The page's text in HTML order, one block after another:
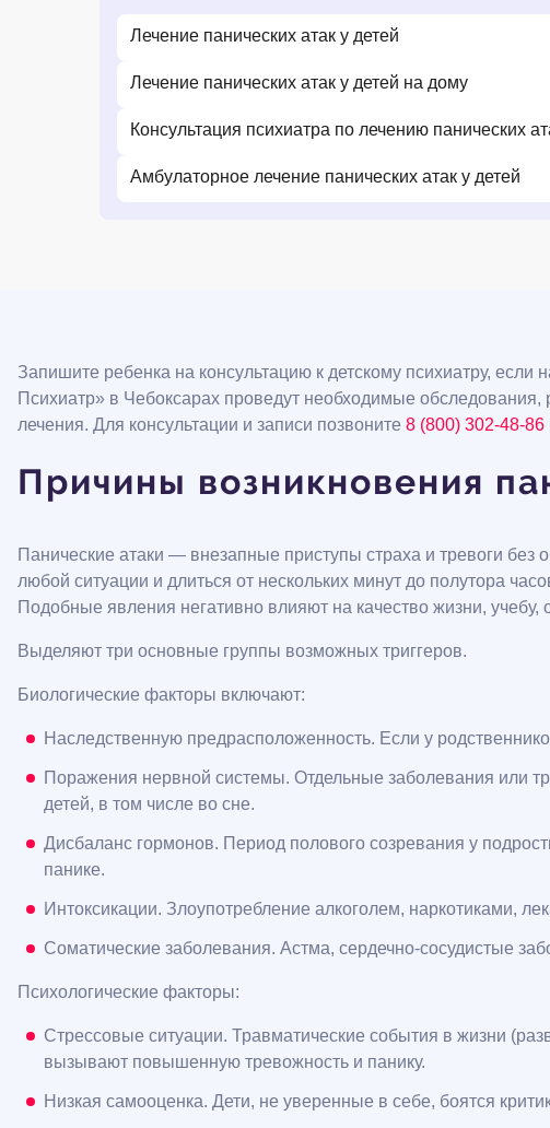
Лечение панических атак у детей
Лечение панических атак у детей на дому
Консультация психиатра по лечению панических
Амбулаторное лечение панических атак у детей
Запишите ребенка на консультацию к детскому психиатру,
Психиатр» в Чебоксарах проведут необходимые
лечения. Для консультации и записи позвоните 8 (800) 302-48-86
Причины возникновения
Панические атаки — внезапные приступы страха и тревоги
любой ситуации и длиться от нескольких минут до полутора
Подобные явления негативно влияют на качество жизни, учебу,
Выделяют три основные группы возможных триггеров.
Биологические факторы включают:
Наследственную предрасположенность. Если у
Поражения нервной системы. Отдельные заболевания или
детей, в том числе во сне.
Дисбаланс гормонов. Период полового созревания у
панике.
Интоксикации. Злоупотребление алкоголем, наркотиками,
Соматические заболевания. Астма, сердечно-сосудистые
Психологические факторы:
Стрессовые ситуации. Травматические события в жизни
вызывают повышенную тревожность и панику.
Низкая самооценка. Дети, не уверенные в себе, боятся